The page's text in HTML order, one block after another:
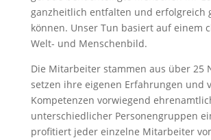
ganzheitlich entfalten und erfolgreich
können. Unser Tun basiert auf einem
Welt- und Menschenbild.
Die Mitarbeiter stammen aus über 25
setzen ihre eigenen Erfahrungen und
Kompetenzen vorwiegend
unterschiedlicher Personengruppen
profitiert jeder einzelne Mitarbeiter